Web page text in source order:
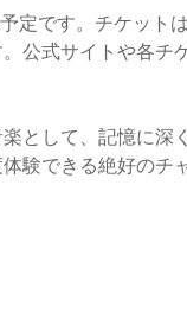
定です。チケット
公式サイトや各チ
として、記憶に深
験できる絶好のチ